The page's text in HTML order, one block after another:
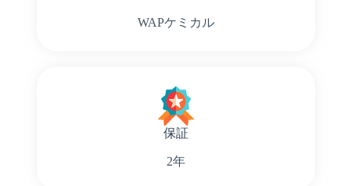
WAPケミカル
保証
2年